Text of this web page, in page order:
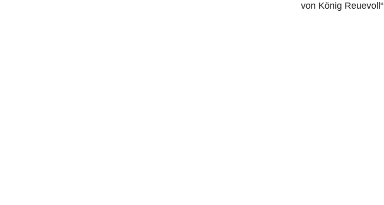
von König Reuevoll“